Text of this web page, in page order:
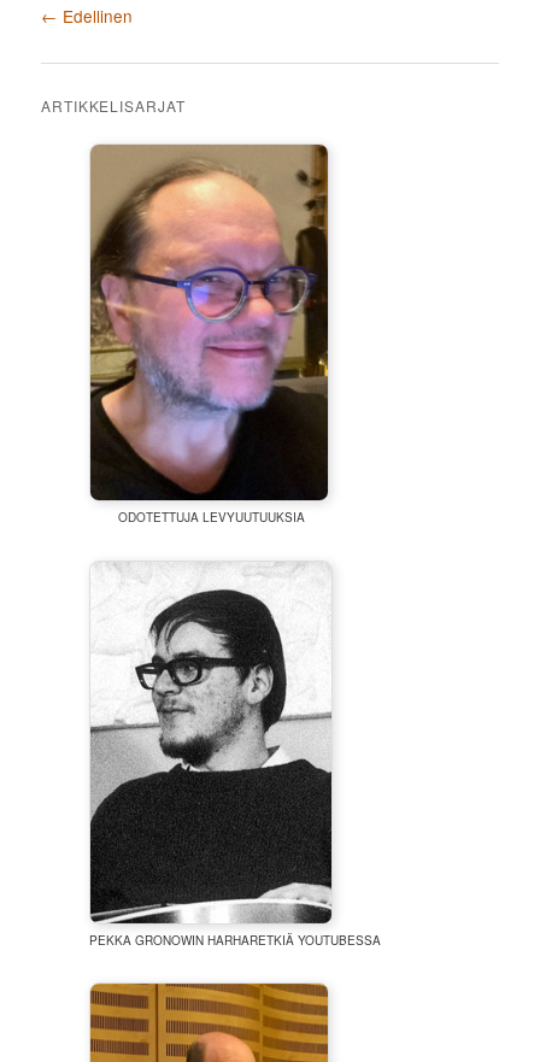
Artikkelien selaus
← Edellinen
ARTIKKELISARJAT
ODOTETTUJA LEVYUUTUUKSIA
PEKKA GRONOWIN HARHARETKIÄ YOUTUBESSA